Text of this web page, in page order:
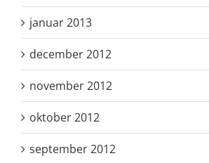
januar 2013
december 2012
november 2012
oktober 2012
september 2012